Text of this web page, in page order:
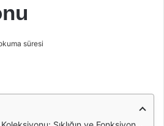
süresi